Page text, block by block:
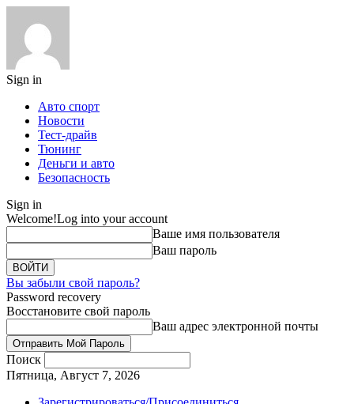
Sign in
Авто спорт
Новости
Тест-драйв
Тюнинг
Деньги и авто
Безопасность
Sign in
Welcome!Log into your account
Ваше имя пользователя
Ваш пароль
Вы забыли свой пароль?
Password recovery
Восстановите свой пароль
Ваш адрес электронной почты
Поиск
Пятница, Август 7, 2026